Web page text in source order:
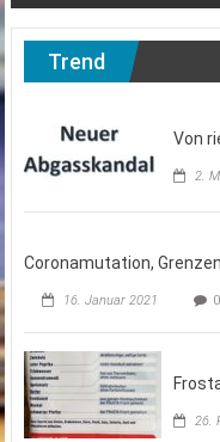
Trend
Von
2.
Coronamutation,
16. Januar 2021 0
26.